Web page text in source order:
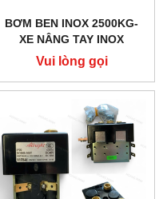
BƠM BEN INOX 2500KG-
XE NÂNG TAY INOX
Vui lòng gọi